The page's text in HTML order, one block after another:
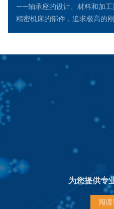
——轴承座的设计、材料和加
精密机床的部件，追求极高的
为您提供专
阅